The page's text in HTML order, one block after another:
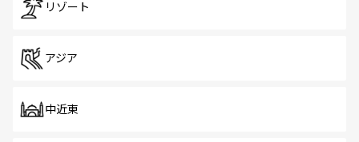
リゾート
アジア
中近東